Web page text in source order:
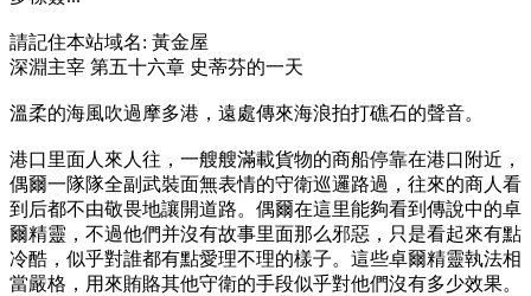
請記住本站域名: 黃金屋
深淵主宰 第五十六章 史蒂芬的一天
溫柔的海風吹過摩多港，遠處傳來海浪拍打礁石的聲音。
港口里面人來人往，一艘艘滿載貨物的商船停靠在港口附近，
偶爾一隊隊全副武裝面無表情的守衛巡邏路過，往來的商人看
到后都不由敬畏地讓開道路。偶爾在這里能夠看到傳說中的卓
爾精靈，不過他們并沒有故事里面那么邪惡，只是看起來有點
冷酷，似乎對誰都有點愛理不理的樣子。這些卓爾精靈執法相
當嚴格，用來賄賂其他守衛的手段似乎對他們沒有多少效果。